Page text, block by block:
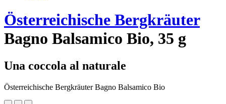
Österreichische Bergkräuter
Bagno Balsamico Bio, 35 g
Una coccola al naturale
Österreichische Bergkräuter Bagno Balsamico Bio